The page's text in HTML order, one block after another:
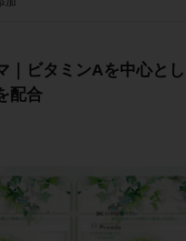
｜ビタミンAを中心と
配合